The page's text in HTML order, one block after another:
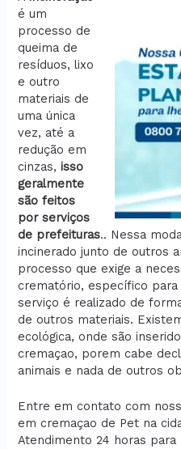
é um
processo de
queima de
resíduos, lixo
e outro
materiais de
uma única
vez, até a
redução em
cinzas,isso
geralmente
são feitos
por serviços
de prefeituras.. Nessa
incinerado junto de outros
processo que exige a
crematório, específico para
serviço é realizado de
de outros materiais.
ecológica, onde são
cremaçao, porem cabe
animais e nada de outros
Entre em contato com
em cremaçao de Pet na
Atendimento 24 horas para